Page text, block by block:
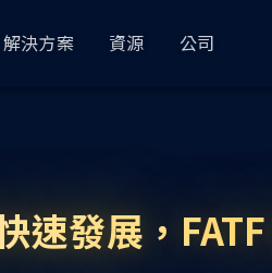
使用者 360 品
解決方案
DeFi
資源
文件
公司
合作
速發展，